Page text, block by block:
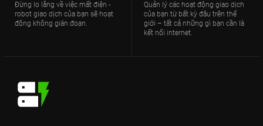
Đừng lo lắng về việc mất điện -
robot giao dịch của bạn sẽ hoạt
động không gián đoạn.
Quản lý các hoạt động giao dịch
của bạn từ bất kỳ đâu trên thế
giới – tất cả những gì bạn cần là
kết nối internet.